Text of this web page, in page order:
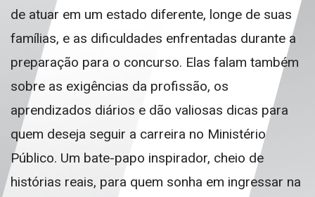
de atuar em um estado diferente, longe de suas
famílias, e as dificuldades enfrentadas durante a
preparação para o concurso. Elas falam também
sobre as exigências da profissão, os
aprendizados diários e dão valiosas dicas para
quem deseja seguir a carreira no Ministério
Público. Um bate-papo inspirador, cheio de
histórias reais, para quem sonha em ingressar na